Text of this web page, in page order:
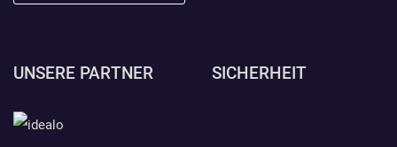
UNSERE PARTNER SICHERHEIT